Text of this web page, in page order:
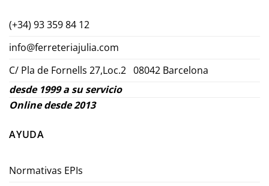
(+34) 93 359 84 12
info@ferreteriajulia.com
C/ Pla de Fornells 27,Loc.2 08042 Barcelona
desde 1999 a su servicio
Online desde 2013
AYUDA
Normativas EPIs